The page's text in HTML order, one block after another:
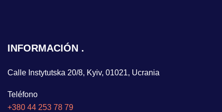
INFORMACIÓN
Calle Instytutska 20/8, Kyiv, 01021, Ucrania
Teléfono
+380 44 253 78 79